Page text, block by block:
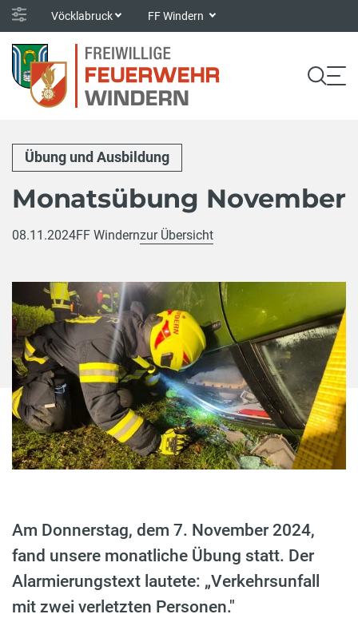
Vöcklabruck FF Windern
Übung und Ausbildung
Monatsübung November
08.11.2024FF Windernzur Übersicht
Am Donnerstag, dem 7. November 2024,
fand unsere monatliche Übung statt. Der
Alarmierungstext lautete: „Verkehrsunfall
mit zwei verletzten Personen."